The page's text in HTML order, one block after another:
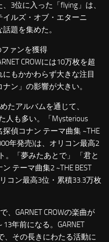
3位に入った「flying」は、
ルズ・オブ・エターニ
題を集めた。
ァンを獲得
CROWには10万枚を超
もかかわらず大きな注目
ン」の影響が大きい。
たアルバムを通じて、
人も多い。「Mysterious
偵コナン テーマ曲集 ~THE
年発売)は、オリコン最高2
。「夢みたあとで」 「君と
テーマ曲集2 ~THE BEST
リコン最高3位・累積33.3万枚
GARNET CROWの楽曲が
年前になる。GARNET
、その長きにわたる活動に